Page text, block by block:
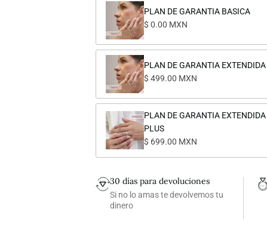
PLAN DE GARANTIA BASICA
$ 0.00 MXN
PLAN DE GARANTIA EXTENDIDA
$ 499.00 MXN
PLAN DE GARANTIA EXTENDIDA
PLUS
$ 699.00 MXN
30 días para devoluciones
Si no lo amas te devolvemos tu
dinero